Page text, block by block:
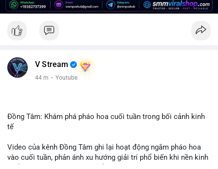
V Stream
44 m · Youtube
Đồng Tâm: Khám phá pháo hoa cuối tuần trong bối cảnh kinh
tế
Video của kênh Đồng Tâm ghi lại hoạt động ngắm pháo hoa
vào cuối tuần, phản ánh xu hướng giải trí phổ biến khi nền kinh